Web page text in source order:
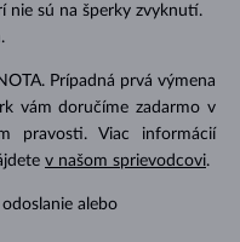
nie sú na šperky zvyknutí.
Prípadná prvá výmena
vám doručíme zadarmo v
pravosti. Viac informácií
v našom sprievodcovi.
alebo